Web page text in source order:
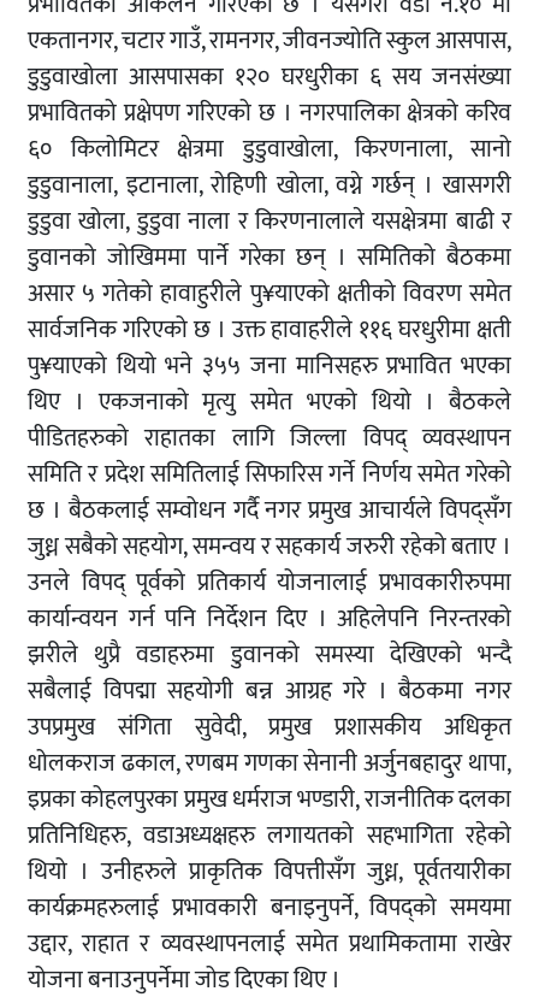
एकतानगर, चटार गाउँ, रामनगर, जीवनज्योति स्कुल आसपास,
डुडुवाखोला आसपासका १२० घरधुरीका ६ सय जनसंख्या
प्रभावितको प्रक्षेपण गरिएको छ । नगरपालिका क्षेत्रको करिव
६० किलोमिटर क्षेत्रमा डुडुवाखोला, किरणनाला, सानो
डुडुवानाला, इटानाला, रोहिणी खोला, वग्ने गर्छन् । खासगरी
डुडुवा खोला, डुडुवा नाला र किरणनालाले यसक्षेत्रमा बाढी र
डुवानको जोखिममा पार्ने गरेका छन् । समितिको बैठकमा
असार ५ गतेको हावाहुरीले पु¥याएको क्षतीको विवरण समेत
सार्वजनिक गरिएको छ । उक्त हावाहरीले ११६ घरधुरीमा क्षती
पु¥याएको थियो भने ३५५ जना मानिसहरु प्रभावित भएका
थिए । एकजनाको मृत्यु समेत भएको थियो । बैठकले
पीडितहरुको राहातका लागि जिल्ला विपद् व्यवस्थापन
समिति र प्रदेश समितिलाई सिफारिस गर्ने निर्णय समेत गरेको
छ । बैठकलाई सम्वोधन गर्दै नगर प्रमुख आचार्यले विपद्सँग
जुध्न सबैको सहयोग, समन्वय र सहकार्य जरुरी रहेको बताए ।
उनले विपद् पूर्वको प्रतिकार्य योजनालाई प्रभावकारीरुपमा
कार्यान्वयन गर्न पनि निर्देशन दिए । अहिलेपनि निरन्तरको
झरीले थुप्रै वडाहरुमा डुवानको समस्या देखिएको भन्दै
सबैलाई विपद्मा सहयोगी बन्न आग्रह गरे । बैठकमा नगर
उपप्रमुख संगिता सुवेदी, प्रमुख प्रशासकीय अधिकृत
धोलकराज ढकाल, रणबम गणका सेनानी अर्जुनबहादुर थापा,
इप्रका कोहलपुरका प्रमुख धर्मराज भण्डारी, राजनीतिक दलका
प्रतिनिधिहरु, वडाअध्यक्षहरु लगायतको सहभागिता रहेको
थियो । उनीहरुले प्राकृतिक विपत्तीसँग जुध्न, पूर्वतयारीका
कार्यक्रमहरुलाई प्रभावकारी बनाइनुपर्ने, विपद्को समयमा
उद्दार, राहात र व्यवस्थापनलाई समेत प्रथामिकतामा राखेर
योजना बनाउनुपर्नेमा जोड दिएका थिए ।